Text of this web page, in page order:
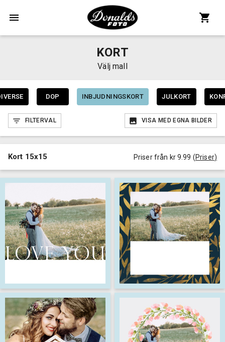
KORT
Välj mall
DOP INBJUDNINGSKORT JULKORT
FILTERVAL VISA MED EGNA BILDER
Kort 15x15 Priser från kr 9.99 (Priser)